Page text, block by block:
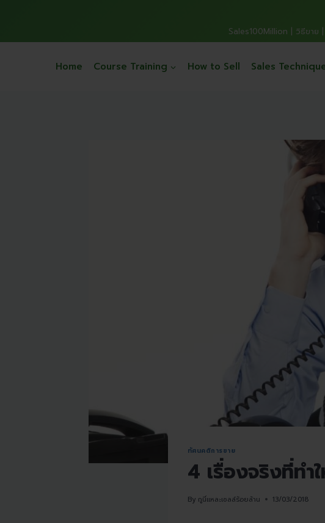
Sales100Million | วิธีขาย
Home Course Training How to Sell Sales
ทัศนคติการขาย
4 เรื่องจริงที่ทำ
By กูนี่แหละเซลล์ร้อยล้าน 13/03/2018